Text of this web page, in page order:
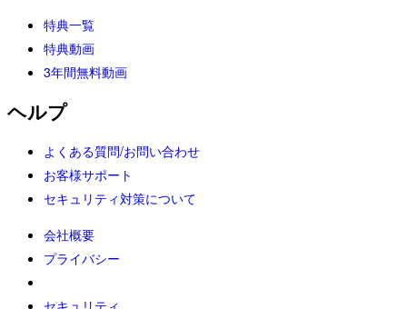
特典一覧
特典動画
3年間無料動画
ヘルプ
よくある質問/お問い合わせ
お客様サポート
セキュリティ対策について
会社概要
プライバシー
セキュリティ